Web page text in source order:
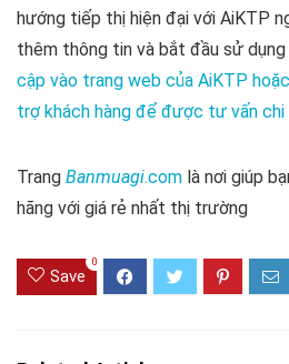
hướng tiếp thị hiện đại với AiKTP
thêm thông tin và bắt đầu sử dụng
cập vào trang web của AiKTP
trợ khách hàng để được tư vấn
Trang Banmuagi.com là nơi giúp
hãng với giá rẻ nhất thị trường
Save
0